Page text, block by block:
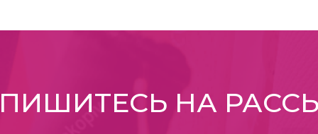
НА